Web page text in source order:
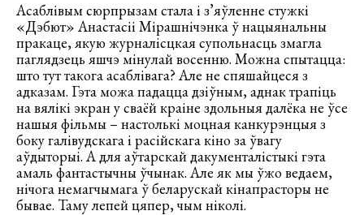
Асаблівым сюрпрызам стала і з’яўленне стужкі
«Дэбют» Анастасіі Мірашнічэнка ў нацыянальны
пракаце, якую журналісцкая супольнасць змагла
паглядзець яшчэ мінулай восенню. Можна спытацца:
што тут такога асаблівага? Але не спяшайцеся з
адказам. Гэта можа падацца дзіўным, аднак трапіць
на вялікі экран у сваёй краіне здольныя далёка не ўсе
нашыя фільмы – настолькі моцная канкурэнцыя з
боку галівудскага і расійскага кіно за ўвагу
аўдыторыі. А для аўтарскай дакументалістыкі гэта
амаль фантастычны ўчынак. Але як мы ўжо ведаем,
нічога немагчымага ў беларускай кінапрасторы не
бывае. Таму лепей цяпер, чым ніколі.